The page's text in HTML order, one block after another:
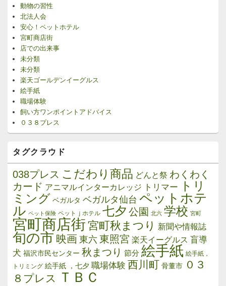
動物の習性
北法人会
安心！ペットホテル
宮町商店街
店での出来事
未分類
未分類
楽天ゴールデンイーグルス
絵手紙
職場体験
飼い方ワンポイントアドバイス
０３８プレス
タグクラウド
038プレス こだわり商品 どんと祭 わくわく
カード アニマルインターカレッジ トリマー
トリ
ミング ベガルタ ベガルタ仙台 ペットホテ
ル ペット保険 ペットｊホテル 七夕 公園 北六 学校 宮町
宮町商店街 宮町秋まつり 新聞や情報誌
旬の市 映画 東六 東照宮 楽天イーグルス 盲導
犬 福沢市民センター 秋まつり 節分 絵手紙 絵手紙，
トリミング 絵手紙 ，七夕 職場体験 西川町 骨董市 ０３
８プレス
ＴＢＣ